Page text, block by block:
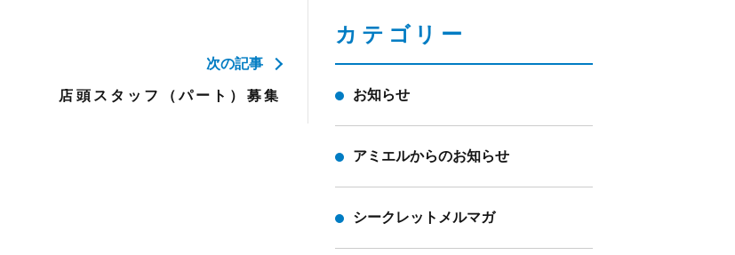
次の記事
店頭スタッフ（パート）募集
カテゴリー
お知らせ
アミエルからのお知らせ
シークレットメルマガ